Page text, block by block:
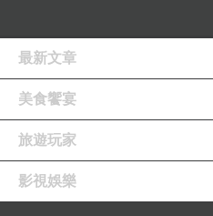
經日本大和防蹣認證+超可愛
最新文章
美食饗宴
旅遊玩家
影視娛樂